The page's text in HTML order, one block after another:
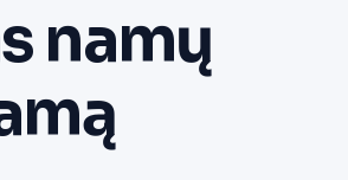
namų